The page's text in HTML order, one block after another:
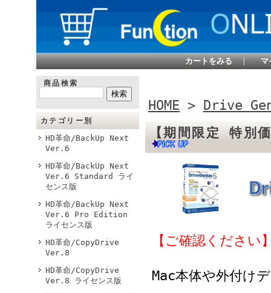
カートをみる ｜ マ
商品検索
カテゴリー別
HD革命/BackUp Next
Ver.6
HD革命/BackUp Next
Ver.6 Standard ライ
センス版
HD革命/BackUp Next
Ver.6 Pro Edition
ライセンス版
HD革命/CopyDrive
Ver.8
HD革命/CopyDrive
Ver.8 ライセンス版
HOME > Drive
【期間限定 特
【ご確認くださ
Mac本体や外付け